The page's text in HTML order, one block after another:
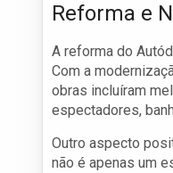
Reforma e
A reforma do
Com a
obras incluíram
espectadores,
Outro aspecto
não é apenas um